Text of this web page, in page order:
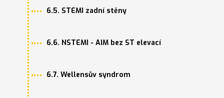
6.5. STEMI zadní stěny
6.6. NSTEMI - AIM bez ST elevací
6.7. Wellensův syndrom